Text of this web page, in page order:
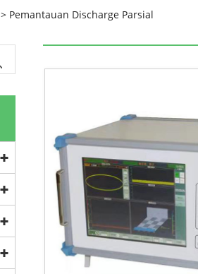
> Pemantauan Discharge Parsial